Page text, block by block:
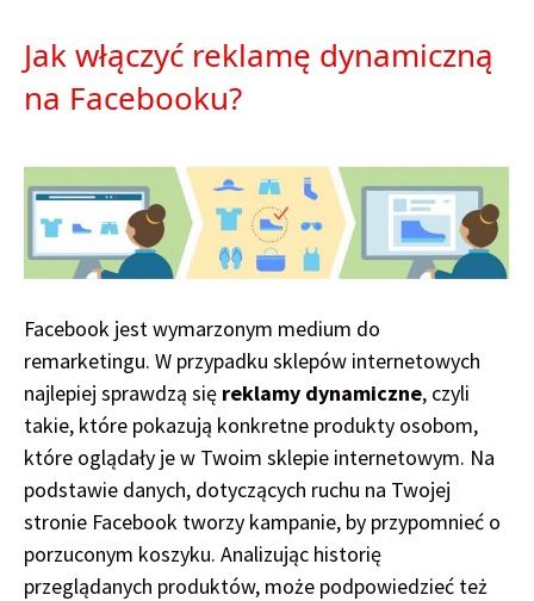
Jak włączyć reklamę dynamiczną
na Facebooku?
Facebook jest wymarzonym medium do
remarketingu. W przypadku sklepów internetowych
najlepiej sprawdzą się reklamy dynamiczne, czyli
takie, które pokazują konkretne produkty osobom,
które oglądały je w Twoim sklepie internetowym. Na
podstawie danych, dotyczących ruchu na Twojej
stronie Facebook tworzy kampanie, by przypomnieć o
porzuconym koszyku. Analizując historię
przeglądanych produktów, może podpowiedzieć też